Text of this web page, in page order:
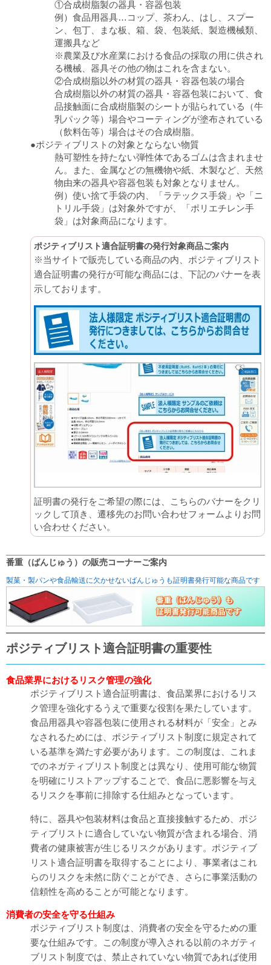
①合成樹脂製の器具・容器包装
例）食品用器具…コップ、茶わん、はし、スプー
ン、包丁、まな板、箱、袋、包装紙、製造機械類、
運搬具など
※農業及び水産業における食品の採取の用に供され
る機械、器具その他の物はこれを含まない。
②合成樹脂以外の材質の器具・容器包装の場合
合成樹脂以外の材質の器具・容器包装において、食
品接触面に合成樹脂製のシートが貼られている（牛
乳パック等）場合やコーティングが塗布されている
（飲料缶等）場合はその合成樹脂。
●ポジティブリストの対象とならない物質
熱可塑性を持たない弾性体であるゴムは含まれませ
ん。また、金属などの無機物や紙、木製など、天然
物由来の器具や容器包装も対象となりません。
例）使い捨て手袋の内、「ラテックス手袋」や「ニ
トリル手袋」は対象外ですが、「ポリエチレン手
袋」は対象商品になります。
ポジティブリスト適合証明書の発行対象商品ご案内
※当サイトで販売している商品の内、ポジティブリスト
適合証明書の発行が可能な商品には、下記のバナーを表
示しております。
証明書の発行をご希望の際には、こちらのバナーをクリ
ックして頂き、遷移先のお問い合わせフォームよりお問
い合わせください。
番重（ばんじゅう）の販売コーナーご案内
製菓・製パンや食品輸送に欠かせないばんじゅうも証明書発行可能な商品です
ポジティブリスト適合証明書の重要性
食品業界におけるリスク管理の強化
ポジティブリスト適合証明書は、食品業界におけるリス
ク管理を強化するうえで重要な役割を果たしています。
食品用器具や容器包装に使用される材料が「安全」とみ
なされるためには、ポジティブリスト制度に規定されて
いる基準を満たす必要があります。この制度は、これま
でのネガティブリスト制度とは異なり、使用可能な物質
を明確にリストアップすることで、食品に悪影響を与え
るリスクを事前に排除する仕組みとなっています。
特に、器具や包装材料は食品と直接接触するため、ポジ
ティブリストに適合していない物質が含まれる場合、消
費者の健康被害が生じるリスクがあります。ポジティブ
リスト適合証明書を取得することにより、事業者はこれ
らのリスクを未然に防ぐことができ、さらに事業活動の
信頼性を高めることが可能となります。
消費者の安全を守る仕組み
ポジティブリスト制度は、消費者の安全を守るための重
要な仕組みです。この制度が導入される以前のネガティ
ブリスト制度では、禁止されていない物質であれば使用